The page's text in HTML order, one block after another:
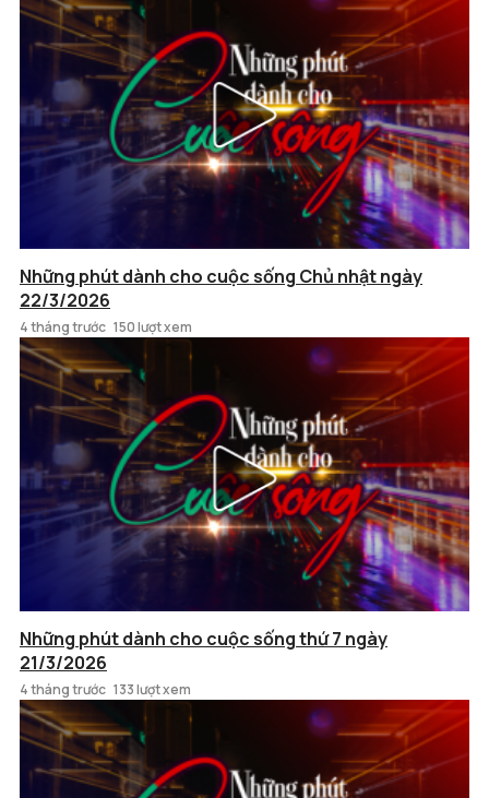
Những phút dành cho cuộc sống Chủ nhật ngày
22/3/2026
4 tháng trước 150 lượt xem
Những phút dành cho cuộc sống thứ 7 ngày
21/3/2026
4 tháng trước 133 lượt xem